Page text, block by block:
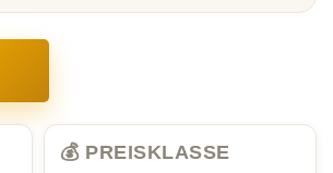
💰 PREISKLASSE